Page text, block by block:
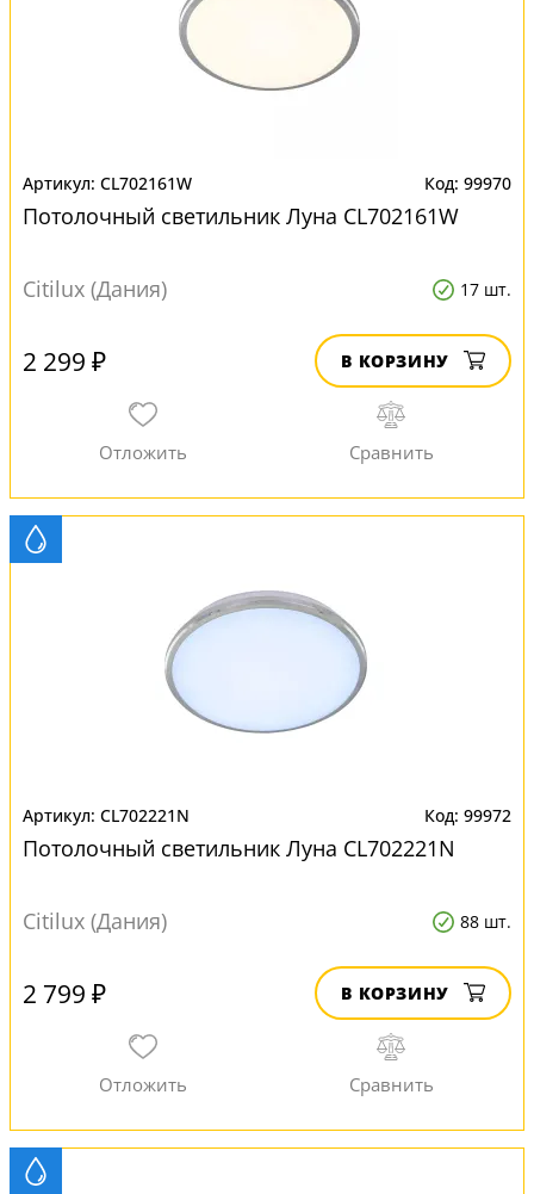
CL702161W 99970
Потолочный светильник Луна CL702161W
Citilux (Дания) 17 шт.
2 299 ₽ В КОРЗИНУ
CL702221N 99972
Потолочный светильник Луна CL702221N
Citilux (Дания) 88 шт.
2 799 ₽ В КОРЗИНУ